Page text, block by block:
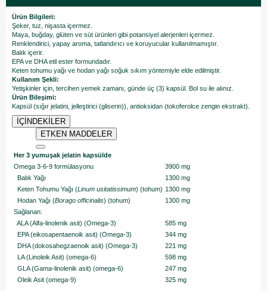
Ürün Bilgileri:
Şeker, tuz, nişasta içermez.
Maya, buğday, glüten ve süt ürünleri gibi potansiyel alerjenleri içermez.
Renklendirici, yapay aroma, tatlandırıcı ve koruyucular kullanılmamıştır.
Balık içerir.
EPA ve DHA etil ester formundadır.
​Keten tohumu yağı ve hodan yağı soğuk sıkım yöntemiyle elde edilmiştir.
Kullanım Şekli:
Yetişkinler için, tercihen yemek zamanı, günde üç (3) kapsül. Bol su ile alınız.
Ürün Bileşimi:
Kapsül (sığır jelatini, jelleştirici (gliserin)), antioksidan (tokoferolce zengin ekstrakt).
İÇİNDEKİLER
ETKEN MADDELER
Her 3 yumuşak jelatin kapsülde
Omega 3-6-9 formülasyonu
3900 mg
Balık Yağı
1300 mg
Keten Tohumu Yağı (Linum usitatissimum) (tohum) 1300 mg
Hodan Yağı (Borago officinalis) (tohum)
1300 mg
Sağlanan:
ALA (Alfa-linolenik asit) (Omega-3)
585 mg
EPA (eikosapentaenoik asit) (Omega-3)
344 mg
DHA (dokosahegzaenoik asit) (Omega-3)
221 mg
LA (Linoleik Asit) (omega-6)
598 mg
GLA (Gama-linolenik asit) (omega-6)
247 mg
Oleik Asit (omega-9)
325 mg